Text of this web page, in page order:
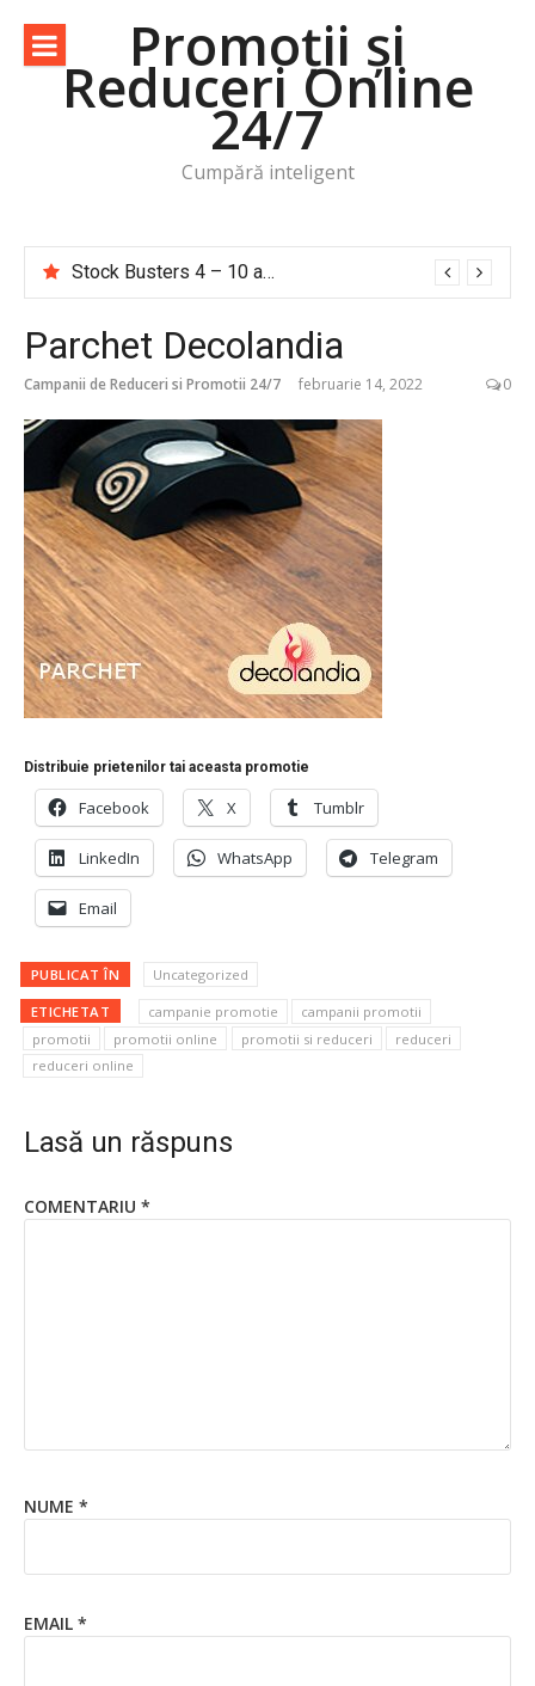
conținut
Promoții și
Reduceri Online
24/7
Cumpără inteligent
Stock Busters 4 – 10 august 2026
Parchet Decolandia
Campanii de Reduceri si Promotii 24/7 februarie 14, 2022 0
Distribuie prietenilor tai aceasta promotie
Facebook X Tumblr
LinkedIn WhatsApp Telegram
Email
PUBLICAT ÎN Uncategorized
ETICHETAT campanie promotie
campanii promotii
promotii
promotii online promotii si reduceri
reduceri
reduceri online
Lasă un răspuns
COMENTARIU *
NUME *
EMAIL *